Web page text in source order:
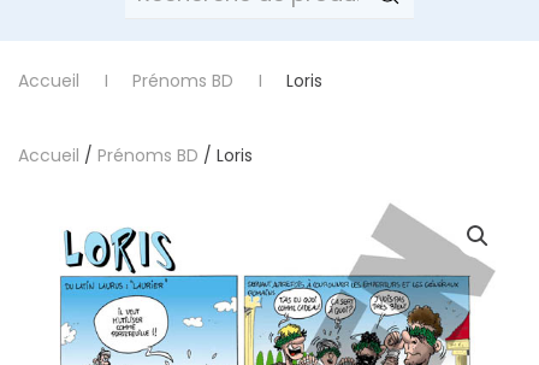
Accueil Prénoms BD Loris
Accueil / Prénoms BD / Loris